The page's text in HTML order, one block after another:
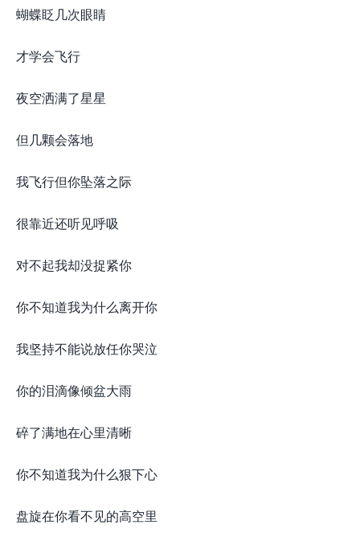
蝴蝶眨几次眼睛
才学会飞行
夜空洒满了星星
但几颗会落地
我飞行但你坠落之际
很靠近还听见呼吸
对不起我却没捉紧你
你不知道我为什么离开你
我坚持不能说放任你哭泣
你的泪滴像倾盆大雨
碎了满地在心里清晰
你不知道我为什么狠下心
盘旋在你看不见的高空里